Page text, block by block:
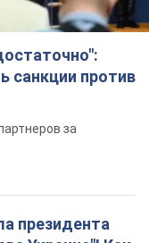
санкции против
за
президента